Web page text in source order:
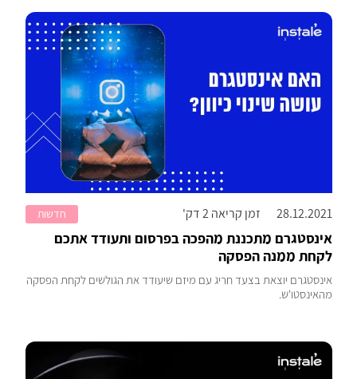
28.12.2021 זמן קריאה 2 דק' חדשות
אינסטגרם מתכננת מהפכה בפרסום ותעודד אתכם
לקחת ממנה הפסקה
אינסטגרם יוצאת בצעד חריג עם מיזם שיעודד את הגולשים לקחת הפסקה
מהאינסטו'ש.